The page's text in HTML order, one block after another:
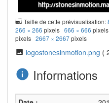
Taille de cette prévisualisation:
266 × 266 pixels 666 × 666 pixels
pixels 2667 × 2667pixels
logostonesinmotion.png (
Informations